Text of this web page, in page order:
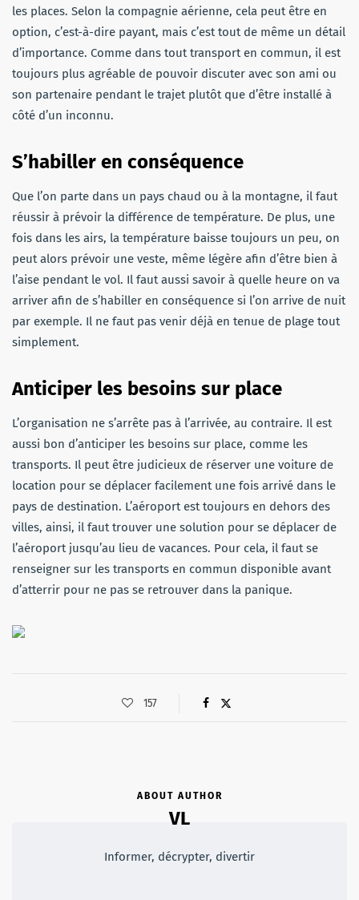
les places. Selon la compagnie aérienne, cela peut être en
option, c’est-à-dire payant, mais c’est tout de même un détail
d’importance. Comme dans tout transport en commun, il est
toujours plus agréable de pouvoir discuter avec son ami ou
son partenaire pendant le trajet plutôt que d’être installé à
côté d’un inconnu.
S’habiller en conséquence
Que l’on parte dans un pays chaud ou à la montagne, il faut
réussir à prévoir la différence de température. De plus, une
fois dans les airs, la température baisse toujours un peu, on
peut alors prévoir une veste, même légère afin d’être bien à
l’aise pendant le vol. Il faut aussi savoir à quelle heure on va
arriver afin de s’habiller en conséquence si l’on arrive de nuit
par exemple. Il ne faut pas venir déjà en tenue de plage tout
simplement.
Anticiper les besoins sur place
L’organisation ne s’arrête pas à l’arrivée, au contraire. Il est
aussi bon d’anticiper les besoins sur place, comme les
transports. Il peut être judicieux de réserver une voiture de
location pour se déplacer facilement une fois arrivé dans le
pays de destination. L’aéroport est toujours en dehors des
villes, ainsi, il faut trouver une solution pour se déplacer de
l’aéroport jusqu’au lieu de vacances. Pour cela, il faut se
renseigner sur les transports en commun disponible avant
d’atterrir pour ne pas se retrouver dans la panique.
157
ABOUT AUTHOR
VL
Informer, décrypter, divertir